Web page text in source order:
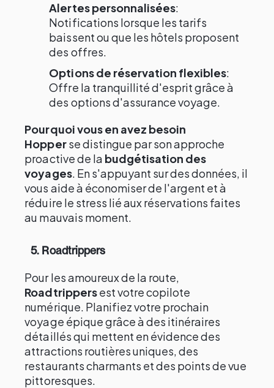
Alertes personnalisées:
Notifications lorsque les tarifs
baissent ou que les hôtels proposent
des offres.
Options de réservation flexibles:
Offre la tranquillité d'esprit grâce à
des options d'assurance voyage.
Pourquoi vous en avez besoin
Hopperse distingue par son approche
proactive de la budgétisation des
voyages. En s'appuyant sur des données, il
vous aide à économiser de l'argent et à
réduire le stress lié aux réservations faites
au mauvais moment.
5. Roadtrippers
Pour les amoureux de la route,
Roadtrippersest votre copilote
numérique. Planifiez votre prochain
voyage épique grâce à des itinéraires
détaillés qui mettent en évidence des
attractions routières uniques, des
restaurants charmants et des points de vue
pittoresques.